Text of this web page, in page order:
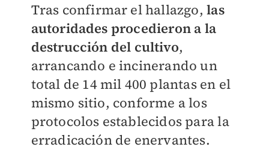
Tras confirmar el hallazgo, las
autoridades procedieron a la
destrucción del cultivo,
arrancando e incinerando un
total de 14 mil 400 plantas en el
mismo sitio, conforme a los
protocolos establecidos para la
erradicación de enervantes.